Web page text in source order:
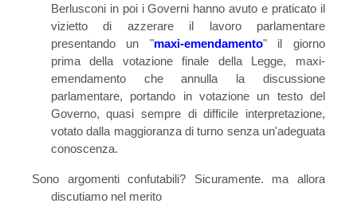
Berlusconi in poi i Governi hanno avuto e praticato il
vizietto di azzerare il lavoro parlamentare
presentando un "maxi-emendamento" il giorno
prima della votazione finale della Legge, maxi-
emendamento che annulla la discussione
parlamentare, portando in votazione un testo del
Governo, quasi sempre di difficile interpretazione,
votato dalla maggioranza di turno senza un'adeguata
conoscenza.
Sono argomenti confutabili? Sicuramente. ma allora
discutiamo nel merito